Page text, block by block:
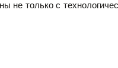
не только с